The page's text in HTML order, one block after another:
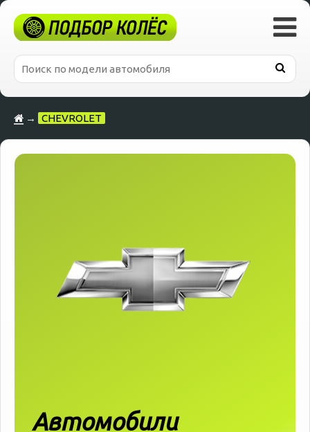
→ CHEVROLET
Автомобили